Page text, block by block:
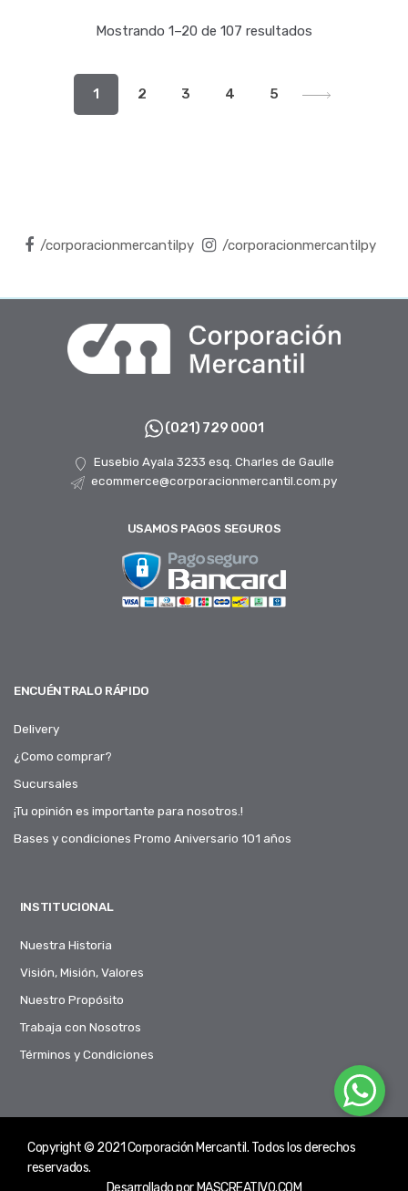
Mostrando 1–20 de 107 resultados
1 2 3 4 5
/corporacionmercantilpy /corporacionmercantilpy
(021) 729 0001
Eusebio Ayala 3233 esq. Charles de Gaulle
ecommerce@corporacionmercantil.com.py
USAMOS PAGOS SEGUROS
ENCUÉNTRALO RÁPIDO
Delivery
¿Como comprar?
Sucursales
¡Tu opinión es importante para nosotros.!
Bases y condiciones Promo Aniversario 101 años
INSTITUCIONAL
Nuestra Historia
Visión, Misión, Valores
Nuestro Propósito
Trabaja con Nosotros
Términos y Condiciones
Copyright © 2021 Corporación Mercantil. Todos los derechos
reservados.